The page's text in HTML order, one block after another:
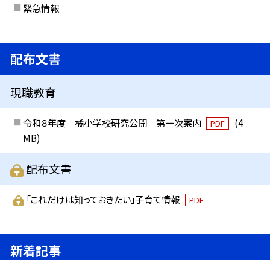
緊急情報
配布文書
現職教育
令和８年度 橘小学校研究公開 第一次案内 PDF
(4
MB)
配布文書
「これだけは知っておきたい」子育て情報 PDF
新着記事